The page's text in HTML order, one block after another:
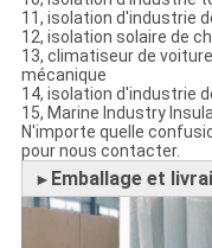
11, isolation d'industrie
12, isolation solaire de
13, climatiseur de
mécanique
14, isolation d'industrie
15, Marine Industry
N'importe quelle
pour nous contacter.
► Emballage et